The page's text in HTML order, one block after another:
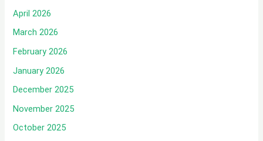
April 2026
March 2026
February 2026
January 2026
December 2025
November 2025
October 2025